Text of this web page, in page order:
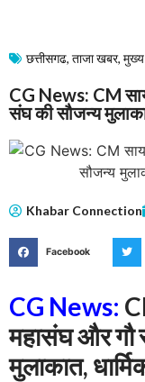
छत्तीसगढ, ताजा खबर, मुख्य
CG News: CM
संघ की सौजन्य
Khabar Connection
Facebook
CG News:
महासंघ और
मुलाकात,